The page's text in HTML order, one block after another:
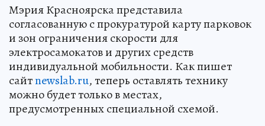
Мэрия Красноярска представила
согласованную с прокуратурой карту парковок
и зон ограничения скорости для
электросамокатов и других средств
индивидуальной мобильности. Как пишет
сайтnewslab.ru, теперь оставлять технику
можно будет только в местах,
предусмотренных специальной схемой.